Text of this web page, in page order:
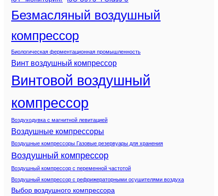
Безмасляный воздушный
компрессор
Биологическая ферментационная промышленность
Винт воздушный компрессор
Винтовой воздушный
компрессор
Воздуходувка с магнитной левитацией
Воздушные компрессоры
Воздушные компрессоры Газовые резервуары для хранения
Воздушный компрессор
Воздушный компрессор с переменной частотой
Воздушный компрессор с рефрижераторными осушителями воздуха
Выбор воздушного компрессора